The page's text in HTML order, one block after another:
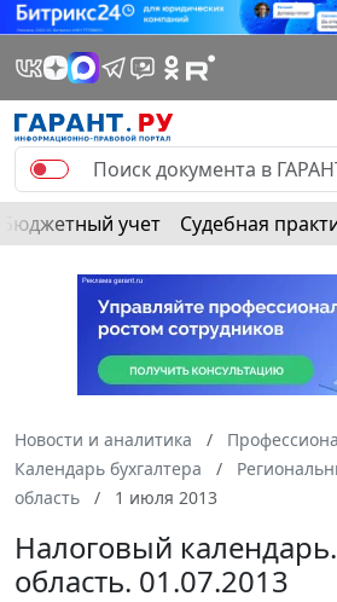
Бюджетный учет Судебная
Новости и аналитика
Календарь бухгалтера
область
1 июля 2013
Налоговый
область. 01.07.2013